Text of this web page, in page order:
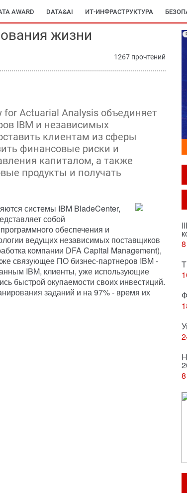
AWARD DATA&AI ИТ-ИНФРАСТРУКТУРА
жизни
1267 прочтений
Actuarial Analysis объединяет
IBM и независимых
клиентам из сферы
финансовые риски и
капиталом, а также
продукты и получать
системы IBM BladeCenter,
собой
обеспечения и
ведущих независимых поставщиков
компании DFA Capital Management),
связующее ПО бизнес-партнеров IBM -
IBM, клиенты, уже использующие
быстрой окупаемости своих инвестиций.
заданий и на 97% - время их